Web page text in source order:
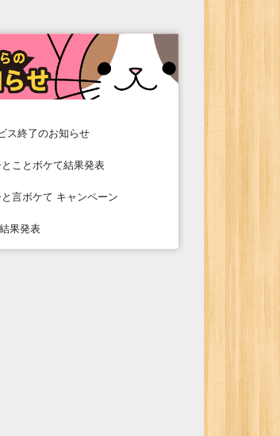
ス終了のお知らせ
ことボケて結果発表
言ボケて キャンペーン
果発表